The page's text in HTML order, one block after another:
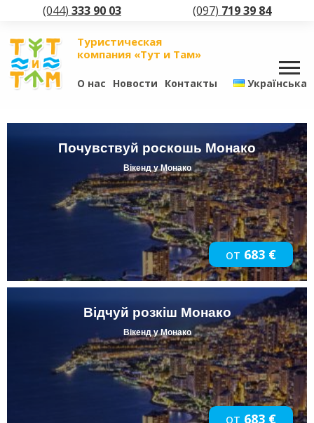
(044) 333 90 03 (097) 719 39 84
Туристическая
компания «Тут и Там»
О нас Новости Контакты Українська
Почувствуй роскошь Монако
Вікенд у Монако
от 683 €
Відчуй розкіш Монако
Вікенд у Монако
от 683 €